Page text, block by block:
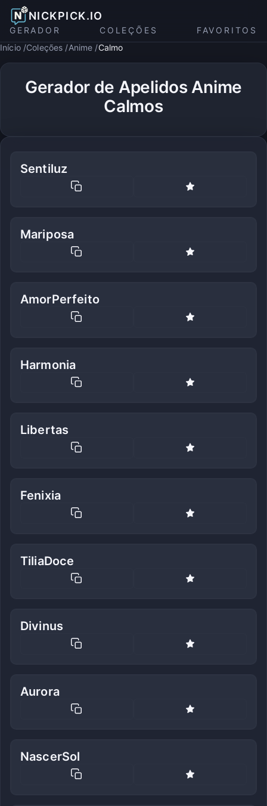
NICKPICK.IO
GERADOR COLEÇÕES
FAVORITOS
Início Coleções Anime Calmo
Gerador de Apelidos Anime
Calmos
Sentiluz
Mariposa
AmorPerfeito
Harmonia
Libertas
Fenixia
TiliaDoce
Divinus
Aurora
NascerSol